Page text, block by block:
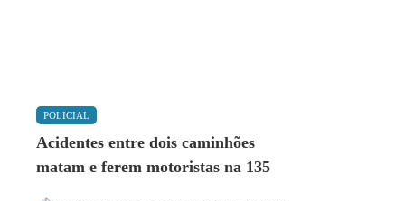
POLICIAL
Acidentes entre dois caminhões
matam e ferem motoristas na 135